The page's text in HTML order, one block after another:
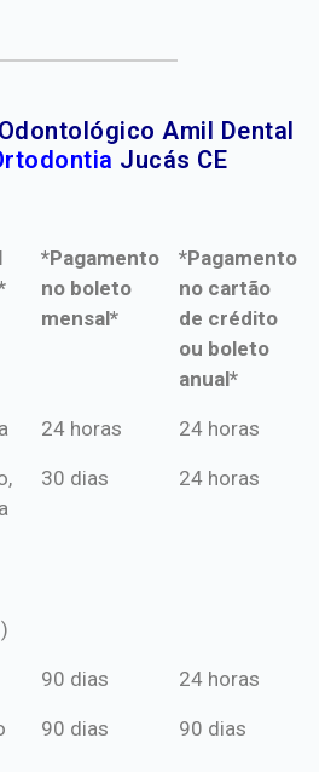
Amil Dental
Jucás CE
*Pagamento
no boleto
mensal*
*Pagamento
no cartão
de crédito
ou boleto
anual*
*Pagamento
mensal*
*Pagamento
de crédito
24 horas 24 horas
30 dias 24 horas
90 dias 24 horas
90 dias 90 dias